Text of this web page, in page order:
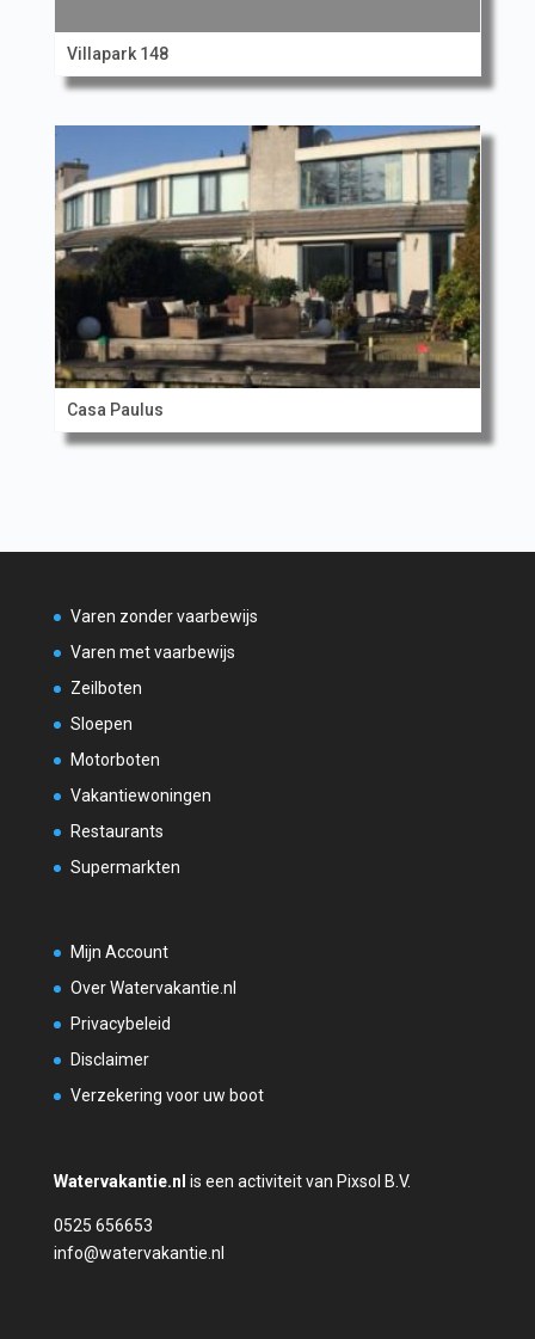
Villapark 148
Casa Paulus
Varen zonder vaarbewijs
Varen met vaarbewijs
Zeilboten
Sloepen
Motorboten
Vakantiewoningen
Restaurants
Supermarkten
Mijn Account
Over Watervakantie.nl
Privacybeleid
Disclaimer
Verzekering voor uw boot
Watervakantie.nl is een activiteit van Pixsol B.V.
0525 656653
info@watervakantie.nl